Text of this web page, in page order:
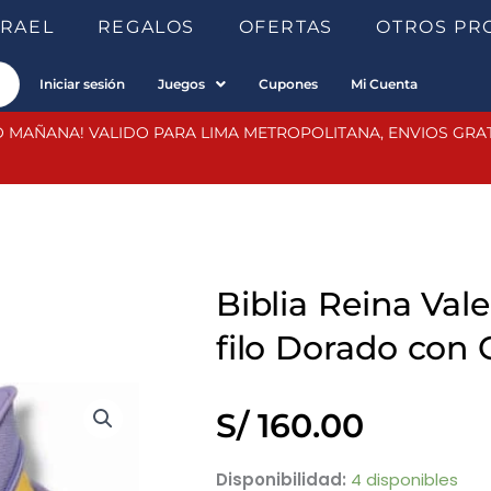
REGALOS OFERTAS OTROS
Iniciar sesión Juegos Cupones Mi Cuenta
MAÑANA! VALIDO PARA LIMA METROPOLITANA, ENVIOS
Biblia Reina
filo Dorado con
S/160.00
Disponibilidad: 4 disponibles
Biblia